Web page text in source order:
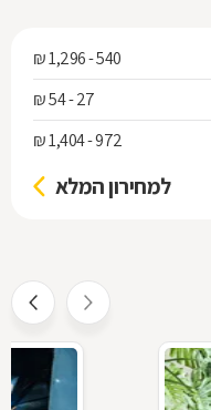
540 - 1,296 ₪
27 - 54 ₪
972 - 1,404 ₪
למחירון המלא